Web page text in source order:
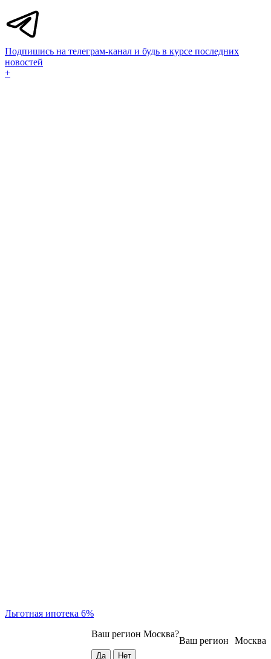
Подпишись на телеграм-канал и будь в курсе последних
новостей
+
Льготная ипотека 6%
Москва
Ваш регион
Ваш регион Москва?